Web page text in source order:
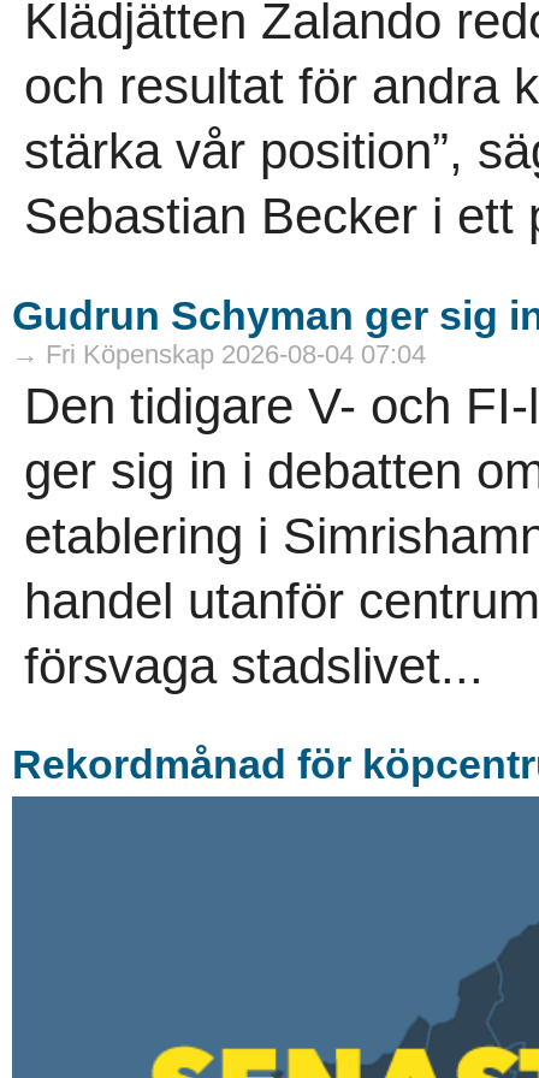
Klädjätten Zalando
och resultat för andra
stärka vår position”,
Sebastian Becker i ett
Gudrun Schyman ger sig
→ Fri Köpenskap 2026-08-04 07:04
Den tidigare V- och
ger sig in i debatten
etablering i
handel utanför
försvaga stadslivet...
Rekordmånad för